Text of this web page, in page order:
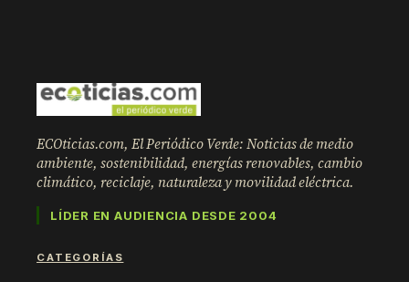
ECOticias.com, El Periódico Verde: Noticias de medio
ambiente, sostenibilidad, energías renovables, cambio
climático, reciclaje, naturaleza y movilidad eléctrica.
LÍDER EN AUDIENCIA DESDE 2004
CATEGORÍAS